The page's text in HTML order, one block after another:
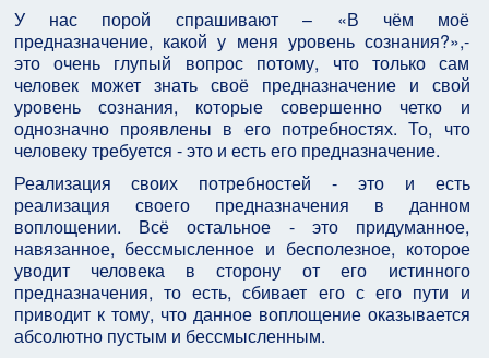
У нас порой спрашивают – «В чём моё
предназначение, какой у меня уровень сознания?»,-
это очень глупый вопрос потому, что только сам
человек может знать своё предназначение и свой
уровень сознания, которые совершенно четко и
однозначно проявлены в его потребностях. То, что
человеку требуется - это и есть его предназначение.
Реализация своих потребностей - это и есть
реализация своего предназначения в данном
воплощении. Всё остальное - это придуманное,
навязанное, бессмысленное и бесполезное, которое
уводит человека в сторону от его истинного
предназначения, то есть, сбивает его с его пути и
приводит к тому, что данное воплощение оказывается
абсолютно пустым и бессмысленным.